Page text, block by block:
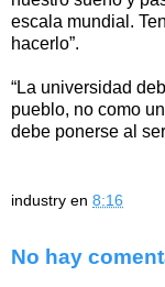
escala mundial.
hacerlo”.
“La universidad
pueblo, no como
debe ponerse al
industry en 8:16
No hay